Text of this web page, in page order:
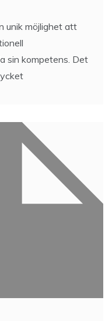
unik möjlighet att
sin kompetens. Det